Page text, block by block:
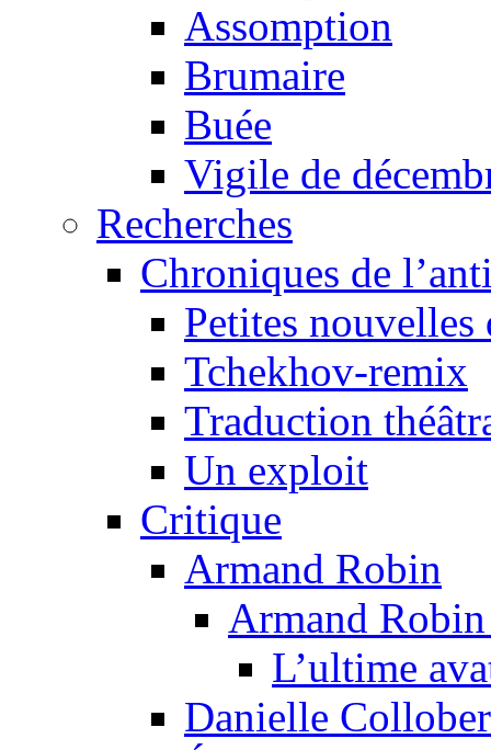
Assomption
Brumaire
Buée
Vigile de
Recherches
Chroniques de
Petites
Tchekhov-remix
Traduction
Un exploit
Critique
Armand Robin
Armand
L’ultime
Danielle